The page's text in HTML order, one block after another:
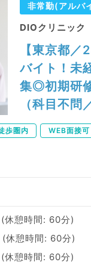
非常勤(アルバ
DIOクリニック
【東京都
バイト！未
集◎初期研
（科目不問
歩圏内 WEB面接可
休憩時間: 60分)
休憩時間: 60分)
休憩時間: 60分)